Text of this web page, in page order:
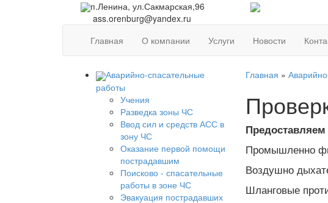
п.Ленина, ул.Сакмарская,96
ass.orenburg@yandex.ru
Главная О компании Услуги Новости
Аварийно-спасательные
работы
Учения
Разведка зоны ЧС
Ввод сил и средств АСС в
зону ЧС
Оказание первой помощи
пострадавшим
Поисково - спасательные
работы в зоне ЧС
Эвакуация пострадавших
Главная »
Предоставляем
Промышленно
Воздушно
Шланговые